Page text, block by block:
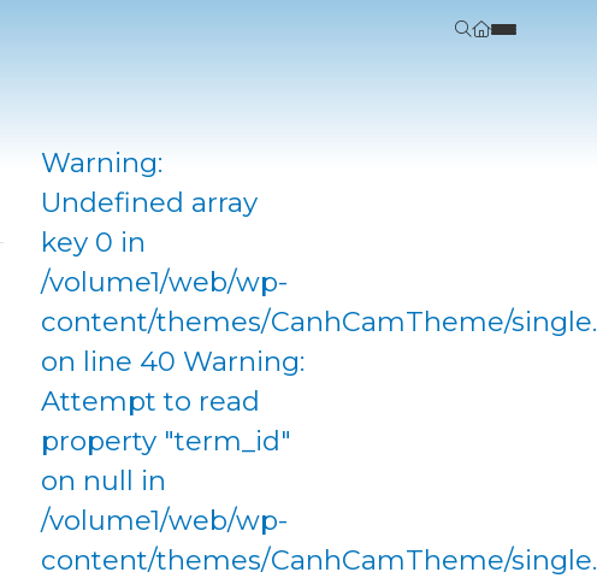
Warning:
Undefined array
key 0 in
/volume1/web/wp-
content/themes/CanhCamTheme/
on line 40 Warning:
Attempt to read
property "term_id"
on null in
/volume1/web/wp-
content/themes/CanhCamTheme/